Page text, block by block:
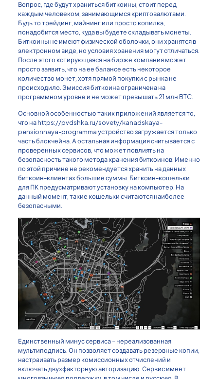
Вопрос, где будут храниться биткоины, стоит перед
каждым человеком, занимающимся криптовалютами.
Будь то трейдинг, майнинг или просто копилка,
понадобится место, куда вы будете складывать монеты.
Биткоины не имеют физической оболочки, они хранятся в
электронном виде, но условия хранения могут отличаться.
После этого котирующаяся на бирже компания может
просто заявить, что на ее балансе есть некоторое
количество монет, хотя прямой покупки с рынка не
происходило. Эмиссия биткоина ограничена на
программном уровне и не может превышать 21 млн BTC.
Основной особенностью таких приложений является то,
что наhttps://pvdshka.ru/sovety/kanadskaya-
pensionnaya-programmaустройство загружается только
часть блокчейна. А остальная информация считывается с
проверенных сервисов, что может повлиять на
безопасность такого метода хранения биткоинов. Именно
по этой причине не рекомендуется хранить на данных
биткоин-клиентах большие суммы. Биткоин-кошельки
для ПК предусматривают установку на компьютер. На
данный момент, такие кошельки считаются наиболее
безопасными.
Единственный минус сервиса – нереализованная
мультиподпись. Он позволяет создавать резервные копии,
настраивать размер комиссионных отчислений и
включать двухфакторную авторизацию. Сервис имеет